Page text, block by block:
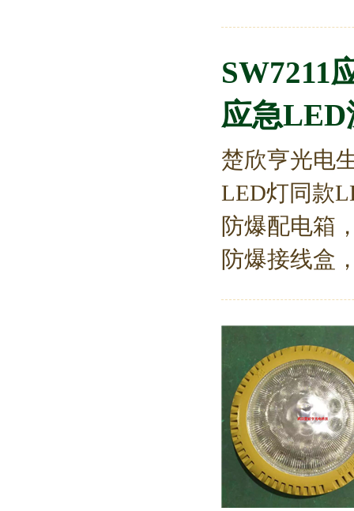
SW7211
应急LED
楚欣亨光电
LED灯同款
防爆配电箱
防爆接线盒